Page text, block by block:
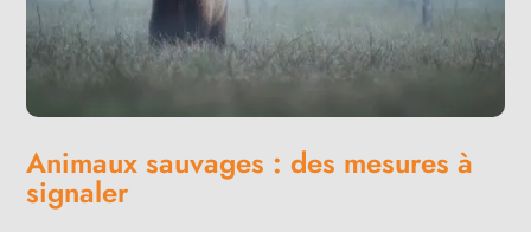
Animaux sauvages : des mesures à
signaler